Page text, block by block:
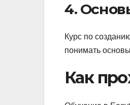
4.
Курс по
понимать
Как